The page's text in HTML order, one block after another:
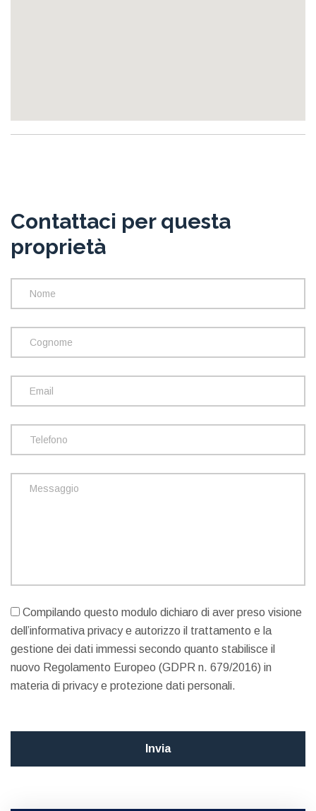
Contattaci per questa
proprietà
Compilando questo modulo dichiaro di aver preso visione
dell’informativa privacy e autorizzo il trattamento e la
gestione dei dati immessi secondo quanto stabilisce il
nuovo Regolamento Europeo (GDPR n. 679/2016) in
materia di privacy e protezione dati personali.